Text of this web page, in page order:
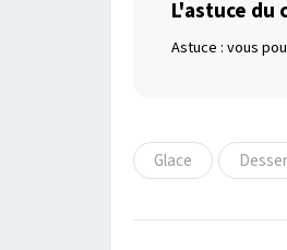
L'astuce du
Astuce : vous
Glace